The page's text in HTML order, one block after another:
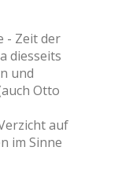
- Zeit der
diesseits
und
Otto
auf
im Sinne